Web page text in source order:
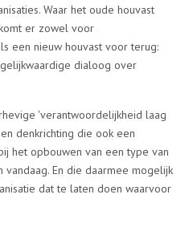
Waar het oude houvast
er zowel voor
een nieuw houvast voor terug:
dialoog over
'verantwoordelijkheid laag
denkrichting die ook een
het opbouwen van een type van
En die daarmee mogelijk
dat te laten doen waarvoor